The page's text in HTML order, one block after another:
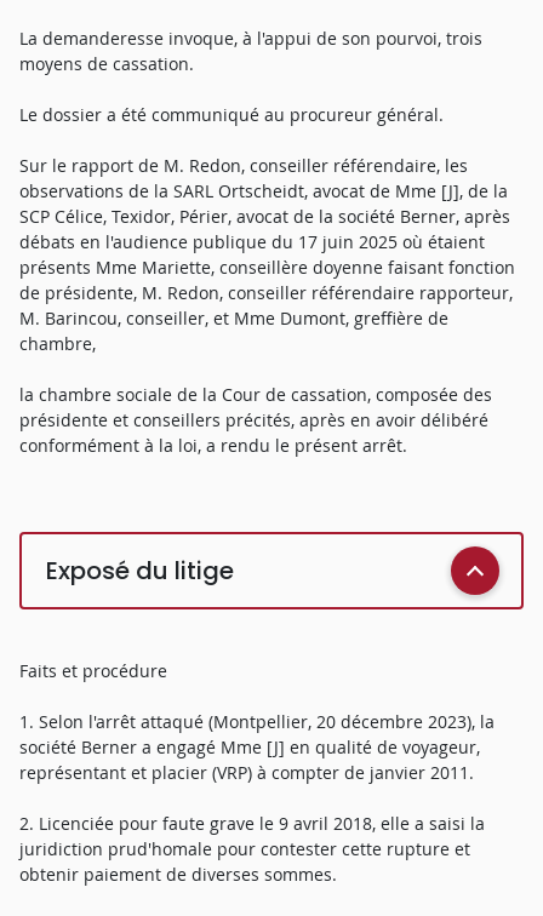
La demanderesse invoque, à l'appui de son pourvoi, trois
moyens de cassation.
Le dossier a été communiqué au procureur général.
Sur le rapport de M. Redon, conseiller référendaire, les
observations de la SARL Ortscheidt, avocat de Mme [J], de la
SCP Célice, Texidor, Périer, avocat de la société Berner, après
débats en l'audience publique du 17 juin 2025 où étaient
présents Mme Mariette, conseillère doyenne faisant fonction
de présidente, M. Redon, conseiller référendaire rapporteur,
M. Barincou, conseiller, et Mme Dumont, greffière de
chambre,
la chambre sociale de la Cour de cassation, composée des
présidente et conseillers précités, après en avoir délibéré
conformément à la loi, a rendu le présent arrêt.
Exposé du litige
Faits et procédure
1. Selon l'arrêt attaqué (Montpellier, 20 décembre 2023), la
société Berner a engagé Mme [J] en qualité de voyageur,
représentant et placier (VRP) à compter de janvier 2011.
2. Licenciée pour faute grave le 9 avril 2018, elle a saisi la
juridiction prud'homale pour contester cette rupture et
obtenir paiement de diverses sommes.